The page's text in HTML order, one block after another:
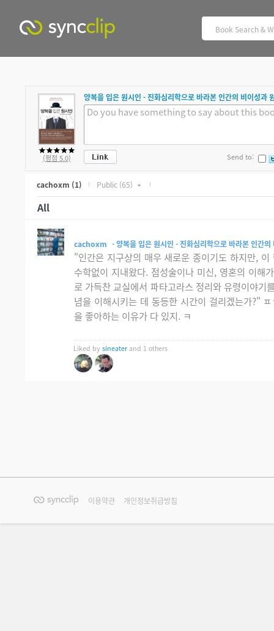
양복을 입은 원시인 - 진화심리학으로 바라본 인간의 비이성과
Send to:
(평점 5.0)
cachoxm (1) Public (65)
All
cachoxm - 양복을 입은 원시인 - 진화심리학으로 바라본 인간의 비이성
"인간은 지구상의 매우 새로운 종이기도 하지만,
수학없이 지내왔다. 점성술이나 미신, 영혼의 이해
로 가득찬 교실에서 파타고라스 정리와 유령이야기
념을 이해시키는 데 동등한 시간이 걸리겠는가?"
을 좋아하는 이유가 다 있지. ㅋ
Liked by sineater and 1 others
이용약관 개인정보취급방침